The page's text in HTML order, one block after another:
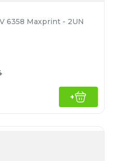
6358 Maxprint - 2UN
+